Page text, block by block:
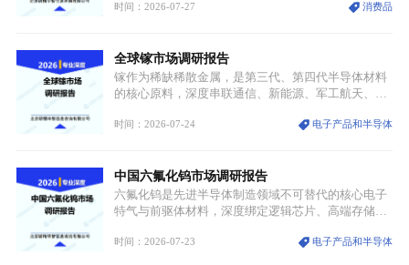
服不再局限于传统节日、古风活动等小众场景，逐步
重要载体。同时，行业标准落地、生产技术升级、原
创设计能力提升，进一步夯实产业发展根基，吸引传
统服饰品牌、文旅企业等跨界入局，市场活力持续释
时间：2026-07-27 消费品
全球镓市场调研报告
镓作为稀缺稀散金属，是第三代、第四代半导体材料
的核心原料，深度串联通信、新能源、军工航天、光
与大国科技博弈的关键战略资源。镓并非传统大宗金
领域渗透”的战略体系，成为全球科技产业运转的刚
需资源。
时间：2026-07-24 电子产品和半导体
中国六氟化钨市场调研报告
六氟化钨是先进半导体制造领域不可替代的核心电子
特气与前驱体材料，深度绑定逻辑芯片、高端存储芯
沉积（CVD）、原子层沉积（ALD）工艺专用前驱体
时间：2026-07-23 电子产品和半导体